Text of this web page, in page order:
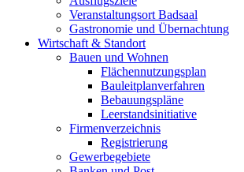
Veranstaltungsort Badsaal
Gastronomie und Übernachtung
Wirtschaft & Standort
Bauen und Wohnen
Flächennutzungsplan
Bauleitplanverfahren
Bebauungspläne
Leerstandsinitiative
Firmenverzeichnis
Registrierung
Gewerbegebiete